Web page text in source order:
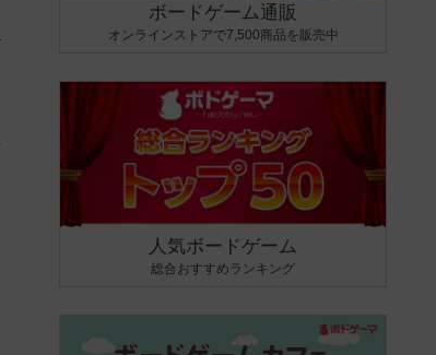
ボードゲーム通販
オンラインストアで7,500商品を販売中
人気ボードゲーム
総合おすすめランキング